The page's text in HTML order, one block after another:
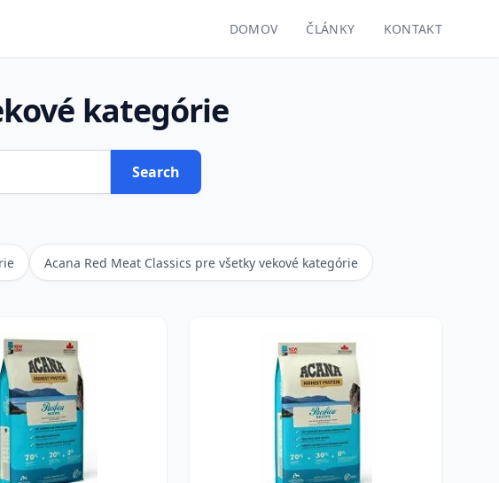
DOMOV ČLÁNKY KONTAKT
kategórie
Search
Acana Red Meat Classics pre všetky vekové kategórie